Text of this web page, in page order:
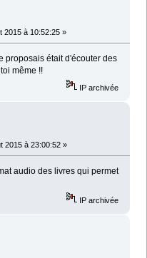
2015 à 10:52:25 »
proposais était d'écouter des
même !!
IP archivée
2015 à 23:00:52 »
audio des livres qui permet
IP archivée